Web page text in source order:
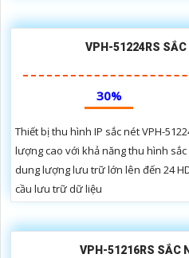
VPH-51224RS SẮC
30%
Thiết bị thu hình IP sắc nét VPH-
lượng cao với khả năng thu hình
dung lượng lưu trữ lớn lên đến 24
cầu lưu trữ dữ liệu
VPH-51216RS SẮC